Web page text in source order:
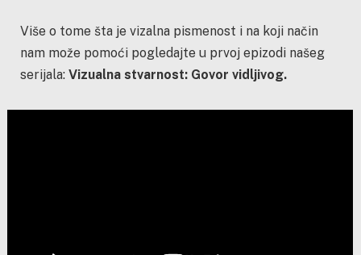
Više o tome šta je vizalna pismenost i na koji način
nam može pomoći pogledajte u prvoj epizodi našeg
serijala: Vizualna stvarnost: Govor vidljivog.